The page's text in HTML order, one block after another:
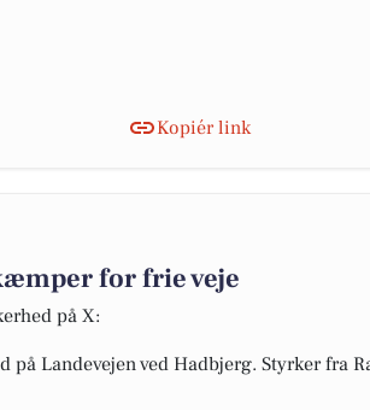
Kopiér link
for frie veje
på X:
Landevejen ved Hadbjerg. Styrker fra